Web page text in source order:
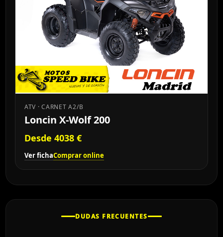
ATV · CARNET A2/B
Loncin X-Wolf 200
Desde 4038 €
Ver fichaComprar online
DUDAS FRECUENTES